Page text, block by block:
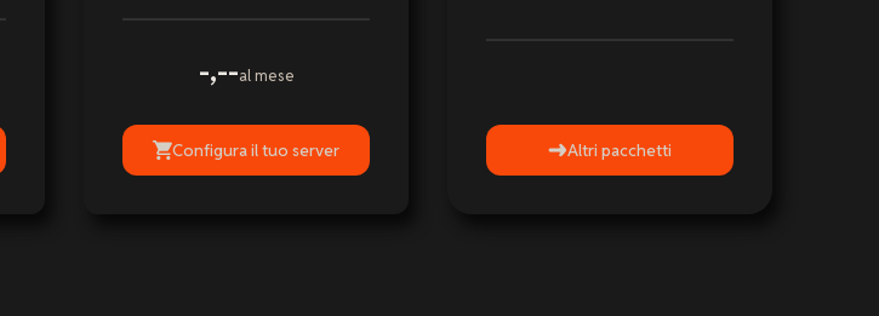
-,--al mese
Configura il tuo server Altri pacchetti